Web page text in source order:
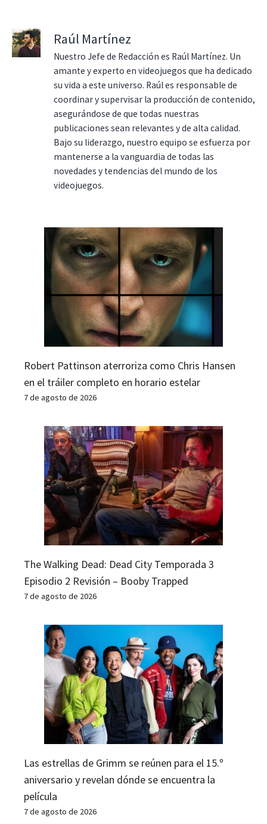
Raúl Martínez
Nuestro Jefe de Redacción es Raúl Martínez. Un
amante y experto en videojuegos que ha dedicado
su vida a este universo. Raúl es responsable de
coordinar y supervisar la producción de contenido,
asegurándose de que todas nuestras
publicaciones sean relevantes y de alta calidad.
Bajo su liderazgo, nuestro equipo se esfuerza por
mantenerse a la vanguardia de todas las
novedades y tendencias del mundo de los
videojuegos.
Robert Pattinson aterroriza como Chris Hansen
en el tráiler completo en horario estelar
7 de agosto de 2026
The Walking Dead: Dead City Temporada 3
Episodio 2 Revisión – Booby Trapped
7 de agosto de 2026
Las estrellas de Grimm se reúnen para el 15.º
aniversario y revelan dónde se encuentra la
película
7 de agosto de 2026